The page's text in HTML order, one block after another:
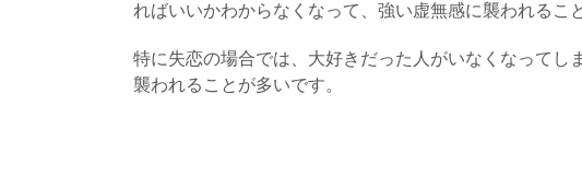
ればいいかわからなくなって、強い虚無感に襲われるこ
特に失恋の場合では、大好きだった人がいなくなってし
襲われることが多いです。